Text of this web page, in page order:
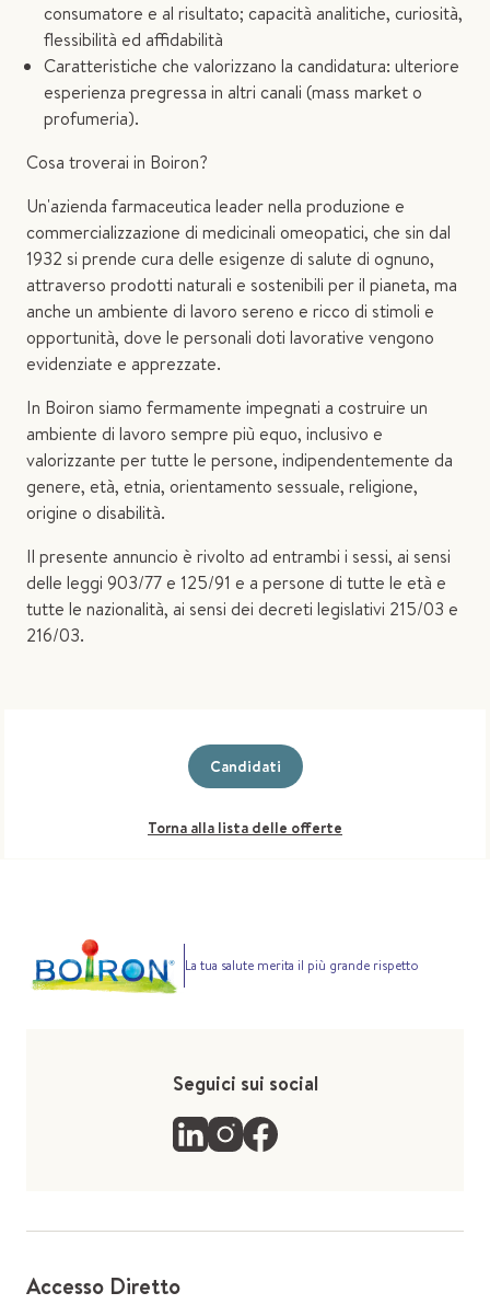
consumatore e al risultato; capacità analitiche, curiosità,
flessibilità ed affidabilità
Caratteristiche che valorizzano la candidatura: ulteriore
esperienza pregressa in altri canali (mass market o
profumeria).
Cosa troverai in Boiron?
Un'azienda farmaceutica leader nella produzione e
commercializzazione di medicinali omeopatici, che sin dal
1932 si prende cura delle esigenze di salute di ognuno,
attraverso prodotti naturali e sostenibili per il pianeta, ma
anche un ambiente di lavoro sereno e ricco di stimoli e
opportunità, dove le personali doti lavorative vengono
evidenziate e apprezzate.
In Boiron siamo fermamente impegnati a costruire un
ambiente di lavoro sempre più equo, inclusivo e
valorizzante per tutte le persone, indipendentemente da
genere, età, etnia, orientamento sessuale, religione,
origine o disabilità.
Il presente annuncio è rivolto ad entrambi i sessi, ai sensi
delle leggi 903/77 e 125/91 e a persone di tutte le età e
tutte le nazionalità, ai sensi dei decreti legislativi 215/03 e
216/03.
Candidati
Torna alla lista delle offerte
La tua salute merita il più grande rispetto
Seguici sui social
Accesso Diretto